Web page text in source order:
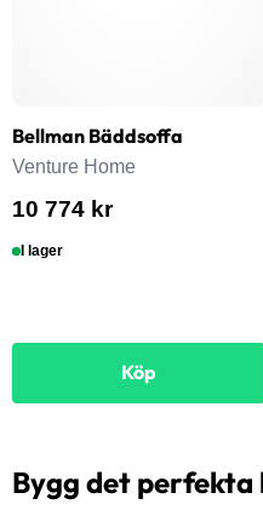
Bellman Bäddsoffa
Venture Home
10 774 kr
I lager
Köp
Bygg det